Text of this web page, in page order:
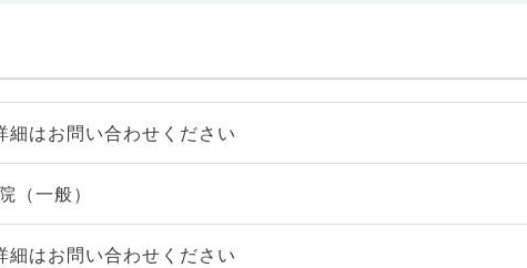
細はお問い合わせください
（一般）
細はお問い合わせください